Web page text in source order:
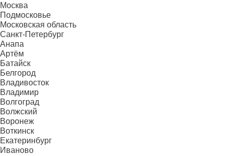
Москва
Подмосковье
Московская область
Санкт-Петербург
Анапа
Артём
Батайск
Белгород
Владивосток
Владимир
Волгоград
Волжский
Воронеж
Воткинск
Екатеринбург
Иваново